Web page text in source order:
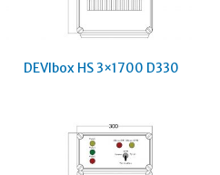
DEVIbox HS 3×1700 D330